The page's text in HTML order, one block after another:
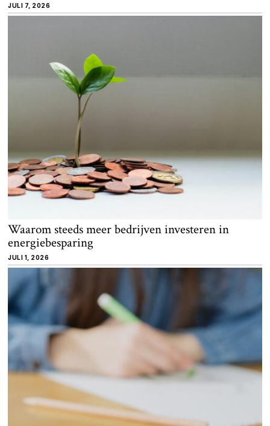
JULI 7, 2026
Waarom steeds meer bedrijven investeren in
energiebesparing
JULI 1, 2026